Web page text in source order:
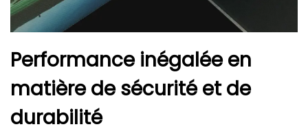
Performance inégalée en
matière de sécurité et de
durabilité